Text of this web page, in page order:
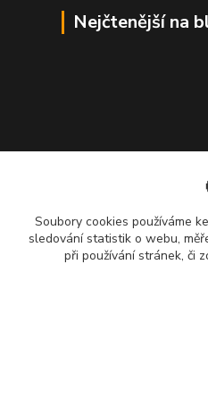
Nejčtenější na
Soubory cookies používáme
sledování statistik o webu,
při používání stránek, či